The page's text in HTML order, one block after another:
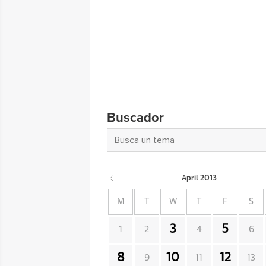
Buscador
April 2013
M W F S
1 2 3 4 5 6
8 9 10 11 12 13